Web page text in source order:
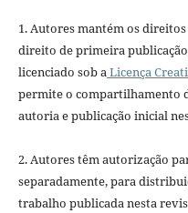
1. Autores mantém os
direito de primeira
licenciado sob aLicença
permite o compartilhamento
autoria e publicação inicial
2. Autores têm autorização
separadamente, para
trabalho publicada nesta